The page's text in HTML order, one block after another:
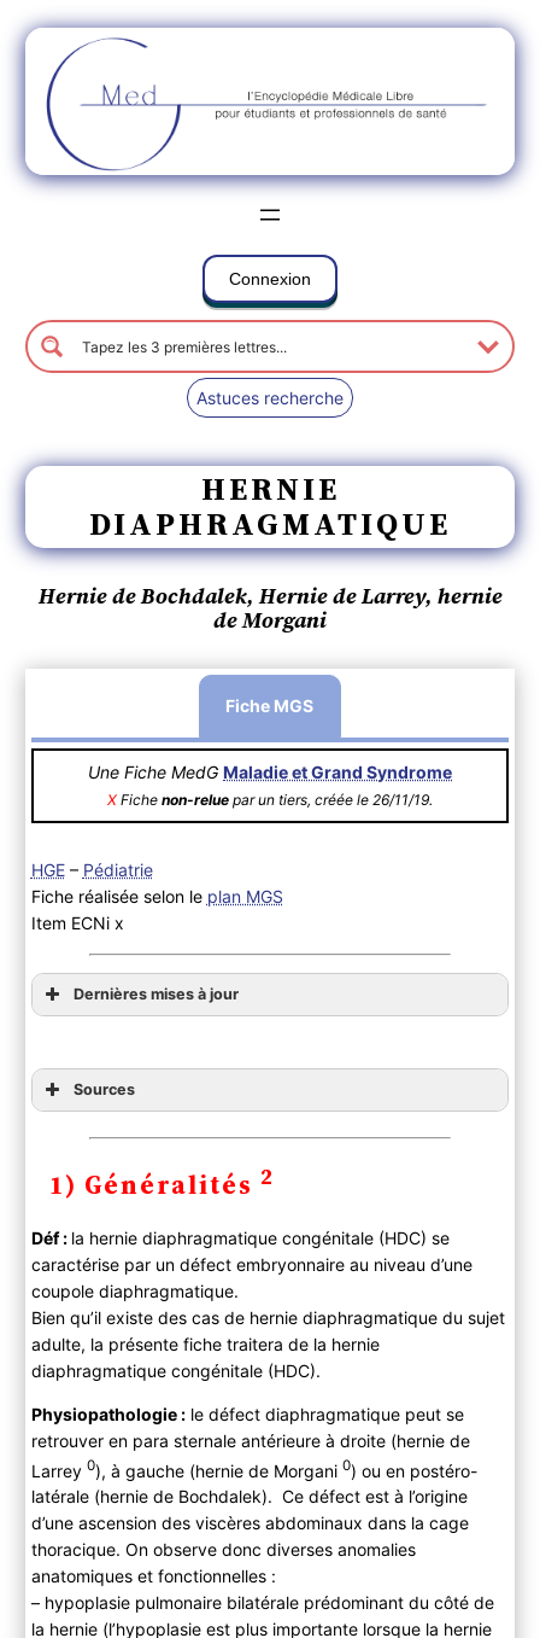
Connexion
Astuces recherche
HERNIE
DIAPHRAGMATIQUE
Hernie de Bochdalek, Hernie de Larrey, hernie
de Morgani
Fiche MGS
Une Fiche MedG Maladie et Grand Syndrome
X Fiche non-relue par un tiers, créée le 26/11/19.
HGE– Pédiatrie
Fiche réalisée selon le plan MGS
Item ECNi x
Dernières mises à jour
Sources
1) Généralités 2
Déf : la hernie diaphragmatique congénitale (HDC) se
caractérise par un défect embryonnaire au niveau d’une
coupole diaphragmatique.
Bien qu’il existe des cas de hernie diaphragmatique du sujet
adulte, la présente fiche traitera de la hernie
diaphragmatique congénitale (HDC).
Physiopathologie :le défect diaphragmatique peut se
retrouver en para sternale antérieure à droite (hernie de
Larrey 0), à gauche (hernie de Morgani 0) ou en postéro-
latérale (hernie de Bochdalek). Ce défect est à l’origine
d’une ascension des viscères abdominaux dans la cage
thoracique. On observe donc diverses anomalies
anatomiques et fonctionnelles :
– hypoplasie pulmonaire bilatérale prédominant du côté de
la hernie (l’hypoplasie est plus importante lorsque la hernie